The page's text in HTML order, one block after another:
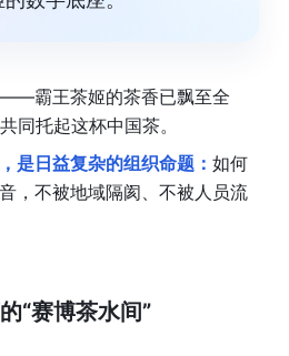
霸王茶姬的茶香已飘至全
同托起这杯中国茶。
是日益复杂的组织命题： 如何
，不被地域隔阂、不被人员流
的“赛博茶水间”